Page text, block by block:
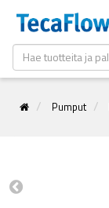
Pumput